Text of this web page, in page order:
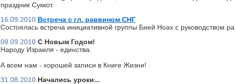
праздник Суккот.
16.09.2010 Встреча с гл. раввином СНГ
Состоялась встреча инициативной группы Бней Ноах с руководством
08.09.2010 С Новым Годом!
Народу Израиля - единства.
А всем нам - хорошей записи в Книге Жизни!
31.08.2010 Начались уроки...